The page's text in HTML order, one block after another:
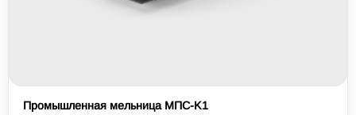
Промышленная мельница МПС-K1